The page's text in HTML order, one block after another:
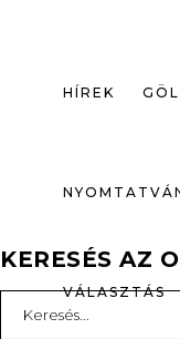
HÍREK
VÁLASZTÁS
KERESÉS AZ
for: